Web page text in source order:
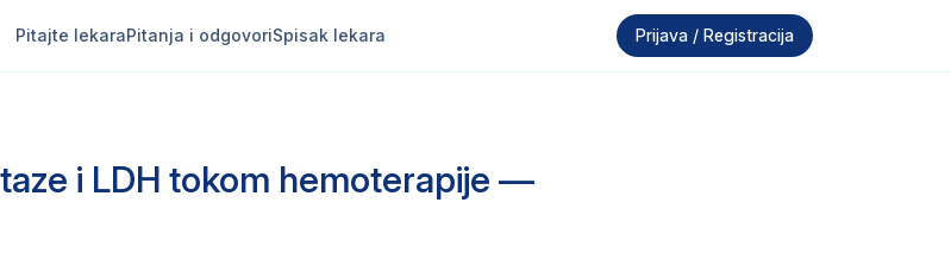
Pitajte lekaraPitanja i odgovoriSpisak lekara Prijava / Registracija
i LDH tokom hemoterapije —